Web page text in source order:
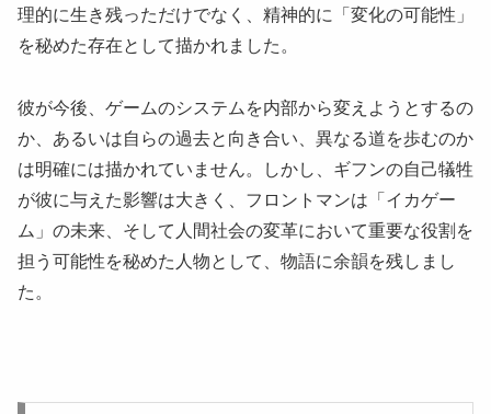
理的に生き残っただけでなく、精神的に「変化の可能性」
を秘めた存在として描かれました。
彼が今後、ゲームのシステムを内部から変えようとするの
か、あるいは自らの過去と向き合い、異なる道を歩むのか
は明確には描かれていません。しかし、ギフンの自己犠牲
が彼に与えた影響は大きく、フロントマンは「イカゲー
ム」の未来、そして人間社会の変革において重要な役割を
担う可能性を秘めた人物として、物語に余韻を残しまし
た。